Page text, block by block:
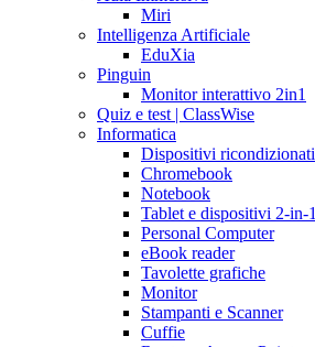
Miri
Intelligenza Artificiale
EduXia
Pinguin
Monitor interattivo 2in1
Quiz e test | ClassWise
Informatica
Dispositivi ricondizionati
Chromebook
Notebook
Tablet e dispositivi 2-in-1
Personal Computer
eBook reader
Tavolette grafiche
Monitor
Stampanti e Scanner
Cuffie